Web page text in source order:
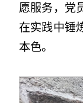
愿服务，党
在实践中锤
本色。